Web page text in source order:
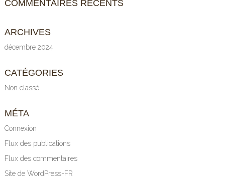
COMMENTAIRES RÉCENTS
ARCHIVES
décembre 2024
CATÉGORIES
Non classé
MÉTA
Connexion
Flux des publications
Flux des commentaires
Site de WordPress-FR